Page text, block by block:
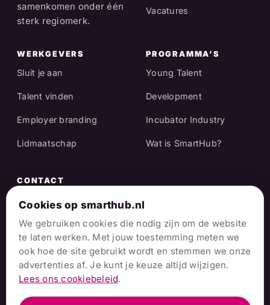
samenkomen onder één
sterk regiomerk.
Vacatures
WERKGEVERS
Sluit je aan
Talent vinden
Employer branding
Lidmaatschap
PROGRAMMA'S
Young Talent
Development
Incubator Industry
Wat is SmartHub?
CONTACT
Raadhuisstraat 25
7001 EX Doetinchem
info@smarthub.nl
06 38 06 65 16
Cookies op smarthub.nl
We gebruiken cookies die nodig zijn om de website
te laten werken. Met jouw toestemming meten we
ook hoe de site gebruikt wordt en stemmen we onze
advertenties af. Je kunt je keuze altijd wijzigen.
Lees ons cookiebeleid.